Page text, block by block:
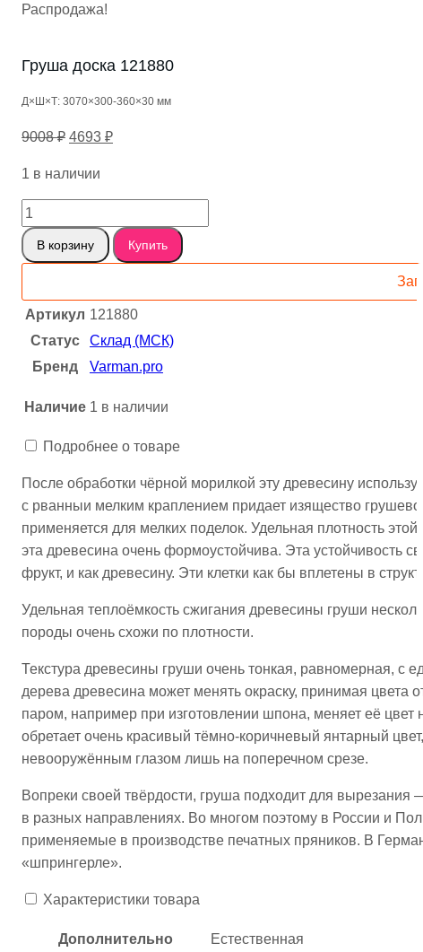
Распродажа!
Груша доска 121880
Д×Ш×Т: 3070×300-360×30 мм
9008₽ Первоначальная
составляла
9008 ₽.
4693 ₽Текущая
1 в наличии
Количество
товара
Груша
121880
В корзину Купить
Артикул 121880
Статус
Склад (МСК)
Бренд
Varman.pro
Наличие 1 в наличии
Подробнее о товаре
После обработки чёрной морилкой эту древесину
с рванныи мелким краплением придает изящество
применяется для мелких поделок. Удельная плотность
эта древесина очень формоустойчива. Эта устойчивость
фрукт, и как древесину. Эти клетки как бы вплетены в
Удельная теплоёмкость сжигания древесины груши
породы очень схожи по плотности.
Текстура древесины груши очень тонкая, равномерная, с
дерева древесина может менять окраску, принимая цвета
паром, например при изготовлении шпона, меняет её
обретает очень красивый тёмно-коричневый янтарный
невооружённым глазом лишь на поперечном срезе.
Вопреки своей твёрдости, груша подходит для
в разных направлениях. Во многом поэтому в России и
применяемые в производстве печатных пряников. В
«шпрингерле».
Характеристики товара
Дополнительно Естественная